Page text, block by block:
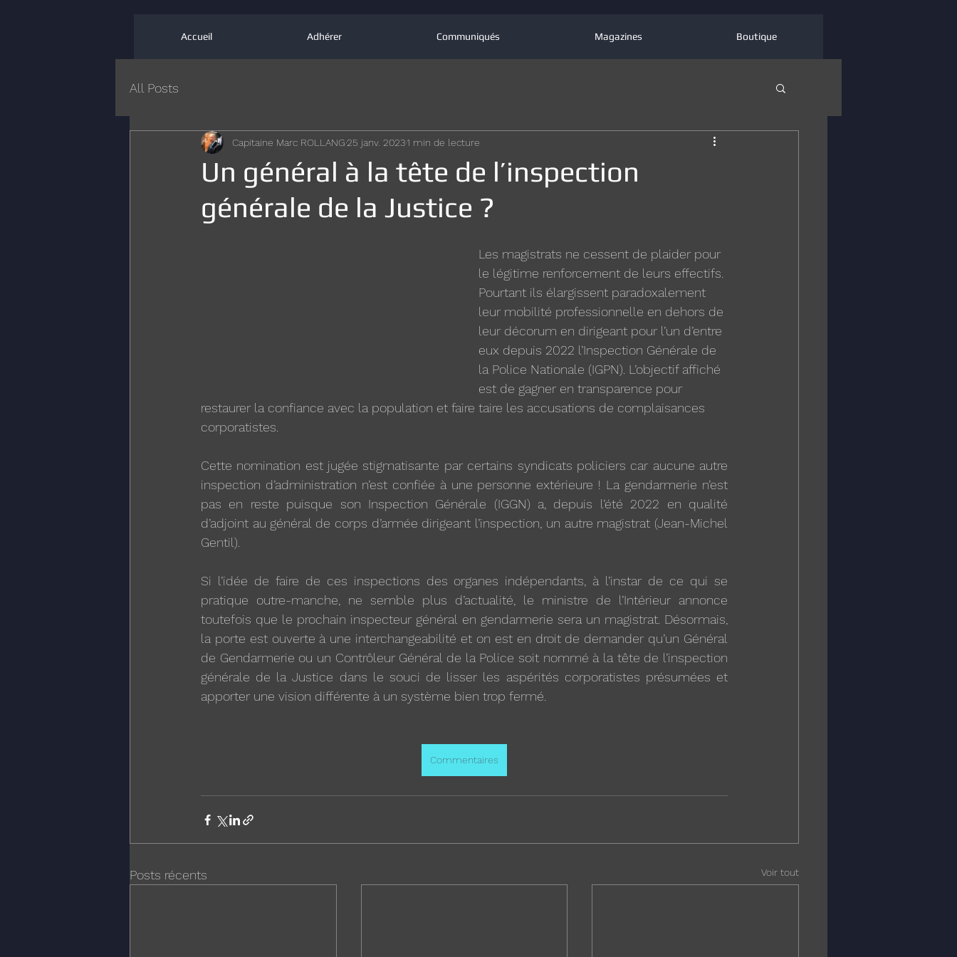
Accueil Adhérer Communiqués Magazines Boutique
All Posts
Un général à la tête de l’inspection
générale de la Justice ?
Capitaine Marc ROLLANG25 janv. 20231 min de lecture
Les magistrats ne cessent de plaider pour
le légitime renforcement de leurs effectifs.
Pourtant ils élargissent paradoxalement
leur mobilité professionnelle en dehors de
leur décorum en dirigeant pour l’un d’entre
eux depuis 2022 l’Inspection Générale de
la Police Nationale (IGPN). L’objectif affiché
est de gagner en transparence pour
restaurer la confiance avec la population et faire taire les accusations de complaisances
corporatistes.
Cette nomination est jugée stigmatisante par certains syndicats policiers car aucune autre
inspection d’administration n’est confiée à une personne extérieure ! La gendarmerie n’est
pas en reste puisque son Inspection Générale (IGGN) a, depuis l’été 2022 en qualité
d’adjoint au général de corps d’armée dirigeant l’inspection, un autre magistrat (Jean-Michel
Gentil).
Si l’idée de faire de ces inspections des organes indépendants, à l’instar de ce qui se
pratique outre-manche, ne semble plus d’actualité, le ministre de l’Intérieur annonce
toutefois que le prochain inspecteur général en gendarmerie sera un magistrat. Désormais,
la porte est ouverte à une interchangeabilité et on est en droit de demander qu’un Général
de Gendarmerie ou un Contrôleur Général de la Police soit nommé à la tête de l’inspection
générale de la Justice dans le souci de lisser les aspérités corporatistes présumées et
apporter une vision différente à un système bien trop fermé.
Commentaires
Posts récents Voir tout